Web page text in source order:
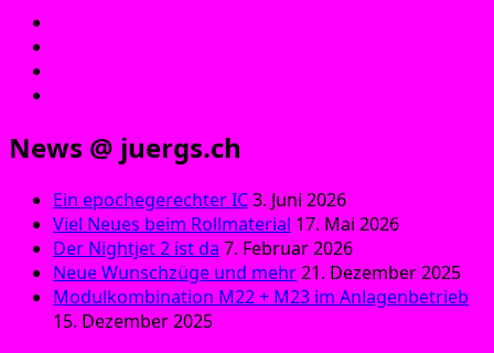
News @ juergs.ch
Ein epochegerechter IC3. Juni 2026
Viel Neues beim Rollmaterial 17. Mai 2026
Der Nightjet 2 ist da 7. Februar 2026
Neue Wunschzüge und mehr21. Dezember 2025
Modulkombination M22 + M23 im Anlagenbetrieb
15. Dezember 2025